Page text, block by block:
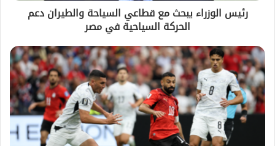
رئيس الوزراء يبحث مع قطاعي السياحة والطيران دعم
الحركة السياحية في مصر